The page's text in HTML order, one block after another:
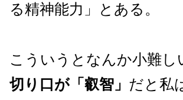
る精神能力」とある。
こういうとなんか小難し
切り口が「叡智」 だと私